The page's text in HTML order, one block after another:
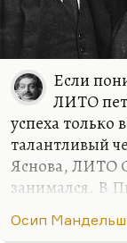
Если
ЛИТО
успеха только
талантливый
Яснова, ЛИТО
занимался. В
Семенова,
Осип